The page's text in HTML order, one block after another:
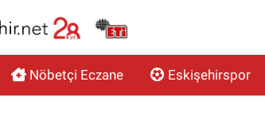
Nöbetçi Eczane Eskişehirspor